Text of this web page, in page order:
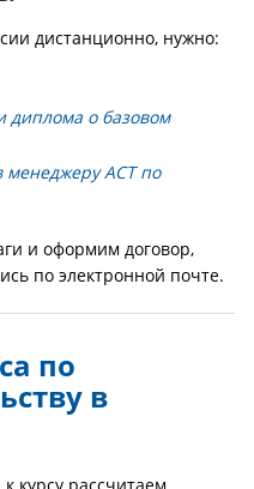
дистанционно, нужно:
диплома о базовом
менеджеру АСТ по
и оформим договор,
по электронной почте.
по
в